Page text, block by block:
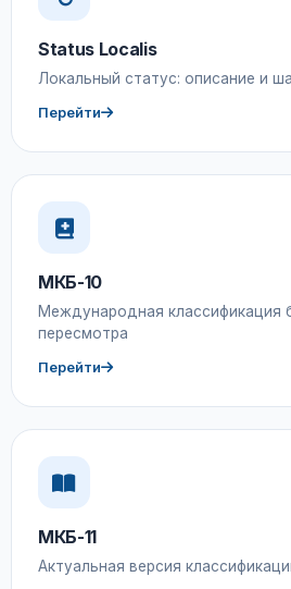
Status Localis
Локальный статус: описание и
Перейти
МКБ-10
Международная классификация
пересмотра
Перейти
МКБ-11
Актуальная версия